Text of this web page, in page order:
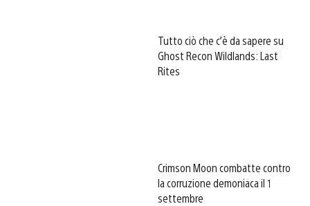
Tutto ciò che c’è da sapere su
Ghost Recon Wildlands: Last
Rites
Crimson Moon combatte contro
la corruzione demoniaca il 1
settembre